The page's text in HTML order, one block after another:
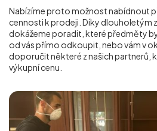
Nabízíme proto možnost nabídnout
cennosti k prodeji. Díky dlouholetým
dokážeme poradit, které předměty
od vás přímo odkoupit, nebo vám v
doporučit některé z našich partnerů,
výkupní cenu.